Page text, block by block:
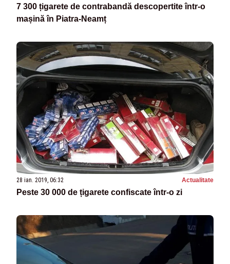
7 300 țigarete de contrabandă descopertite într-o
mașină în Piatra-Neamț
28 ian. 2019, 06:32 Actualitate
Peste 30 000 de țigarete confiscate într-o zi